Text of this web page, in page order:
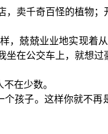
卖千奇百怪的植物
，兢兢业业地实现着
坐在公交车上，就想
在少数。
孩子。这样你就不再